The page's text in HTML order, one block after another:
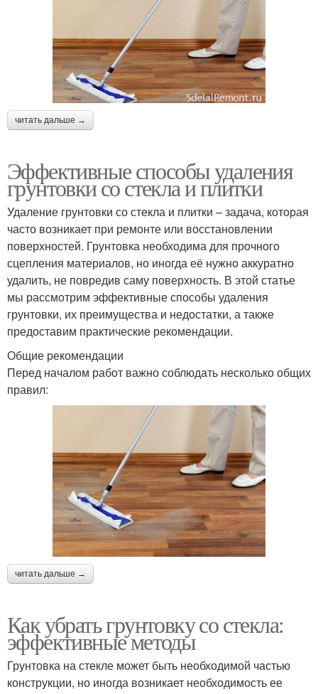
читать дальше →
Эффективные способы удаления
грунтовки со стекла и плитки
Удаление грунтовки со стекла и плитки – задача, которая
часто возникает при ремонте или восстановлении
поверхностей. Грунтовка необходима для прочного
сцепления материалов, но иногда её нужно аккуратно
удалить, не повредив саму поверхность. В этой статье
мы рассмотрим эффективные способы удаления
грунтовки, их преимущества и недостатки, а также
предоставим практические рекомендации.
Общие рекомендации
Перед началом работ важно соблюдать несколько общих
правил:
читать дальше →
Как убрать грунтовку со стекла:
эффективные методы
Грунтовка на стекле может быть необходимой частью
конструкции, но иногда возникает необходимость ее